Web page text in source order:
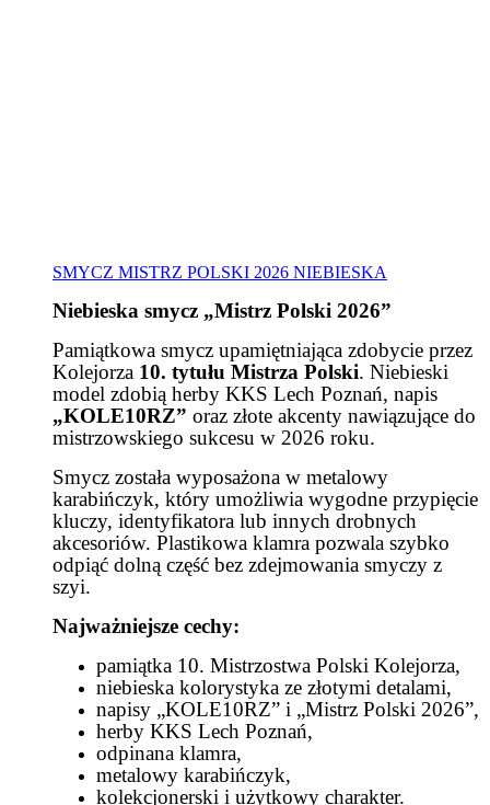
SMYCZ MISTRZ POLSKI 2026 NIEBIESKA
Niebieska smycz „Mistrz Polski 2026”
Pamiątkowa smycz upamiętniająca zdobycie przez
Kolejorza 10. tytułu Mistrza Polski. Niebieski
model zdobią herby KKS Lech Poznań, napis
„KOLE10RZ” oraz złote akcenty nawiązujące do
mistrzowskiego sukcesu w 2026 roku.
Smycz została wyposażona w metalowy
karabińczyk, który umożliwia wygodne przypięcie
kluczy, identyfikatora lub innych drobnych
akcesoriów. Plastikowa klamra pozwala szybko
odpiąć dolną część bez zdejmowania smyczy z
szyi.
Najważniejsze cechy:
pamiątka 10. Mistrzostwa Polski Kolejorza,
niebieska kolorystyka ze złotymi detalami,
napisy „KOLE10RZ” i „Mistrz Polski 2026”,
herby KKS Lech Poznań,
odpinana klamra,
metalowy karabińczyk,
kolekcjonerski i użytkowy charakter.